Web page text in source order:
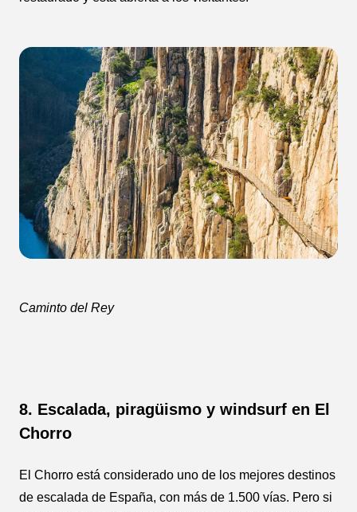
Caminto del Rey
8. Escalada, piragüismo y windsurf en El
Chorro
El Chorro está considerado uno de los mejores destinos
de escalada de España, con más de 1.500 vías. Pero si